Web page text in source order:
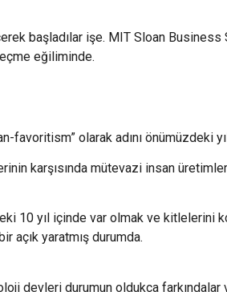
başladılar işe. MIT Sloan
eğiliminde.
olarak adını önümüzdeki
karşısında mütevazi insan
10 yıl içinde var olmak ve kitlelerini
açık yaratmış durumda.
devleri durumun oldukça